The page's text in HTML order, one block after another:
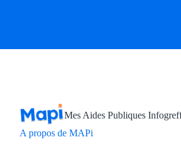
Mes Aides Publiques
A propos de MAPi